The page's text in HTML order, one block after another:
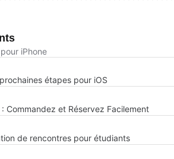
iPhone
étapes pour iOS
Commandez et Réservez Facilement
de rencontres pour étudiants